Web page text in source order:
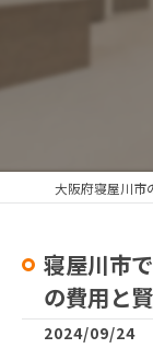
寝屋川市
の費用と
2024/09/24